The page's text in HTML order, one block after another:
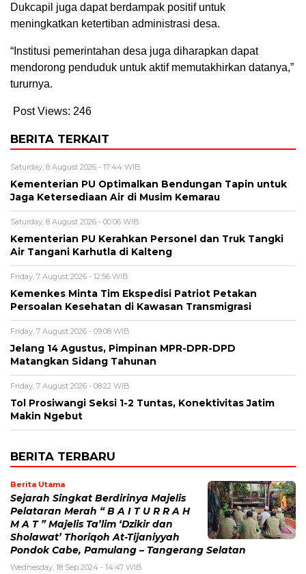
Dukcapil juga dapat berdampak positif untuk
meningkatkan ketertiban administrasi desa.
“Institusi pemerintahan desa juga diharapkan dapat
mendorong penduduk untuk aktif memutakhirkan datanya,”
tururnya.
Post Views: 246
BERITA TERKAIT
Saturday, 8 August 2026 - 17:44 WIB
Kementerian PU Optimalkan Bendungan Tapin untuk
Jaga Ketersediaan Air di Musim Kemarau
Saturday, 8 August 2026 - 00:06 WIB
Kementerian PU Kerahkan Personel dan Truk Tangki
Air Tangani Karhutla di Kalteng
Friday, 7 August 2026 - 12:56 WIB
Kemenkes Minta Tim Ekspedisi Patriot Petakan
Persoalan Kesehatan di Kawasan Transmigrasi
Friday, 7 August 2026 - 09:08 WIB
Jelang 14 Agustus, Pimpinan MPR-DPR-DPD
Matangkan Sidang Tahunan
Friday, 7 August 2026 - 08:22 WIB
Tol Prosiwangi Seksi 1-2 Tuntas, Konektivitas Jatim
Makin Ngebut
BERITA TERBARU
Berita Utama
Sejarah Singkat Berdirinya Majelis
Pelataran Merah “ B A I T U R R A H
M A T ” Majelis Ta’lim ‘Dzikir dan
Sholawat’ Thoriqoh At-Tijaniyyah
Pondok Cabe, Pamulang – Tangerang Selatan
Wednesday, 18 Sep 2024 - 14:47 WIB